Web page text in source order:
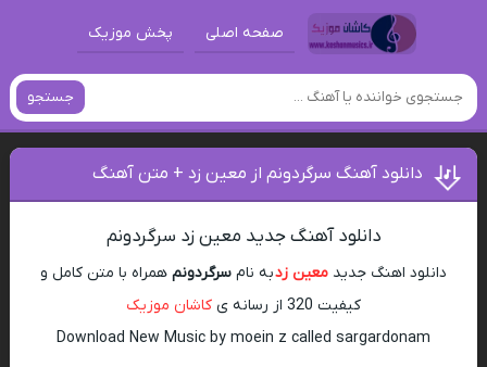
صفحه اصلی پخش موزیک
جستجو
دانلود آهنگ سرگردونم از معین زد + متن آهنگ
دانلود آهنگ جدید معین زد سرگردونم
دانلود اهنگ جدید معین زدبه نام سرگردونم همراه با متن کامل و
کیفیت 320 از رسانه ی
کاشان موزیک
Download New Music by moein z called sargardonam